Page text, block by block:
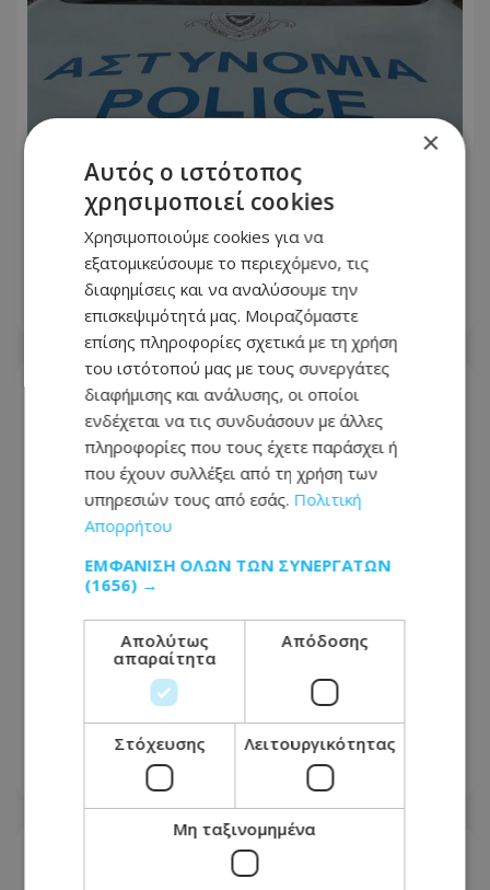
Προσοχή: Αυτούς ψάχνουν για
διάρρηξη και κλοπή κατοικίας στη
Λεμεσό - Δείτε φωτογραφίες
06.08.2026 - 12:18
Κεντρικές φυλακές: Σοβαρές
καταγγελίες για ναρκωτικά,
συμπλοκές και ανεπαρκή έλεγχο
06.08.2026 - 10:18
×
Αυτός ο ιστότοπος
χρησιμοποιεί cookies
Χρησιμοποιούμε cookies για να
εξατομικεύσουμε το περιεχόμενο, τις
διαφημίσεις και να αναλύσουμε την
επισκεψιμότητά μας. Μοιραζόμαστε
επίσης πληροφορίες σχετικά με τη χρήση
του ιστότοπού μας με τους συνεργάτες
διαφήμισης και ανάλυσης, οι οποίοι
ενδέχεται να τις συνδυάσουν με άλλες
πληροφορίες που τους έχετε παράσχει ή
που έχουν συλλέξει από τη χρήση των
υπηρεσιών τους από εσάς. Πολιτική
Απορρήτου
ΕΜΦΆΝΙΣΗ ΌΛΩΝ ΤΩΝ ΣΥΝΕΡΓΑΤΏΝ
(1656) →
Απολύτως
απαραίτητα
Απόδοσης
Στόχευσης Λειτουργικότητας
Μη ταξινομημένα